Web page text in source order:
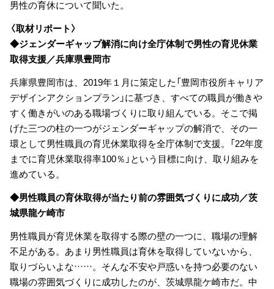
男性の育休について聞いた。
〈取材リポート〉
◆ジェンダーギャップ解消に向け全庁体制で男性の育児休業
取得支援／兵庫県豊岡市
兵庫県豊岡市は、2019年１月に策定した「豊岡市役所キャリア
デザインアクションプラン」に基づき、すべての職員が働きや
すく働きがいのある職場づくりに取り組んでいる。そこで掲
げた三つの柱の一つがジェンダーギャップの解消で、その一
環として男性職員の育児休業取得を全庁体制で支援。「22年度
までに育児休業取得率100％」という目標に向け、取り組みを
進めている。
◆男性職員の育休取得が当たり前の雰囲気づくりに成功／茨
城県龍ケ崎市
男性職員が育児休業を取得する際の壁の一つに、職場の理解
不足がある。あまり男性職員は育休を取得していないから、
取りづらいよな……。そんな不安や戸惑いを持つ必要のない
職場の雰囲気づくりに成功したのが、茨城県龍ケ崎市だ。中